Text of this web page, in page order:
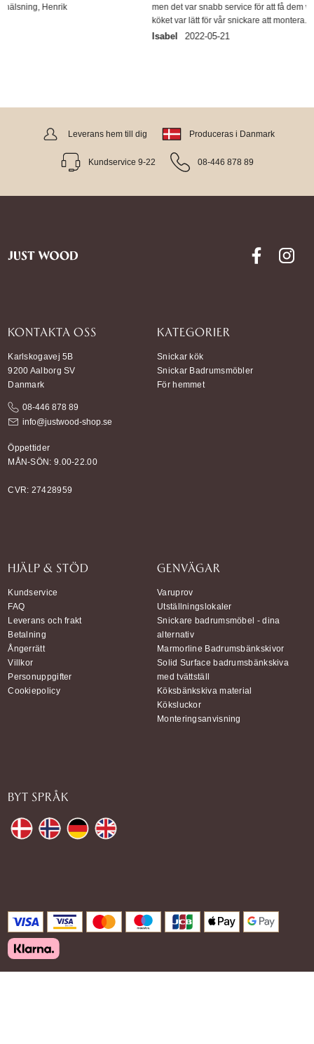
men det var snabb service för att få dem vidarebefordrade. Själva
köket var lätt för vår snickare att montera.
Leverans hem till dig Produceras i Danmark
Kundservice 9-22 08-446 878 89
KONTAKTA OSS
Karlskogavej 5B
9200 Aalborg SV
Danmark
08-446 878 89
info@justwood-shop.se
Öppettider
MÅN-SÖN: 9.00-22.00
CVR: 27428959
KATEGORIER
Snickar kök
Snickar Badrumsmöbler
För hemmet
HJÄLP & STÖD
Kundservice
FAQ
Leverans och frakt
Betalning
Ångerrätt
Villkor
Personuppgifter
Cookiepolicy
GENVÄGAR
Varuprov
Utställningslokaler
Snickare badrumsmöbel - dina
alternativ
Marmorline Badrumsbänkskivor
Solid Surface badrumsbänkskiva
med tvättställ
Köksbänkskiva material
Köksluckor
Monteringsanvisning
BYT SPRÅK